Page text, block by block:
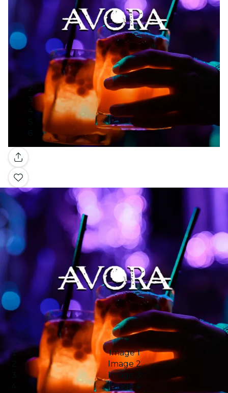
Galerie
Image 1
Image 2
Image 3
Image 4